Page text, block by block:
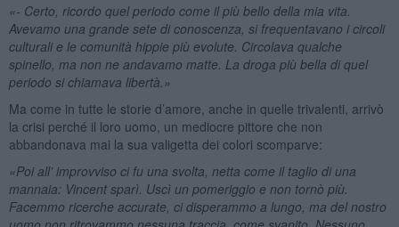
«- Certo, ricordo quel periodo come il più bello della mia vita.
Avevamo una grande sete di conoscenza, si frequentavano i circoli
culturali e le comunità hippie più evolute. Circolava qualche
spinello, ma non ne andavamo matte. La droga più bella di quel
periodo si chiamava libertà.»
Ma come in tutte le storie d’amore, anche in quelle trivalenti, arrivò
la crisi perché il loro uomo, un mediocre pittore che non
abbandonava mai la sua valigetta dei colori scomparve:
«Poi all’ improvviso ci fu una svolta, netta come il taglio di una
mannaia: Vincent sparì. Uscì un pomeriggio e non tornò più.
Facemmo ricerche accurate, ci disperammo a lungo, ma del nostro